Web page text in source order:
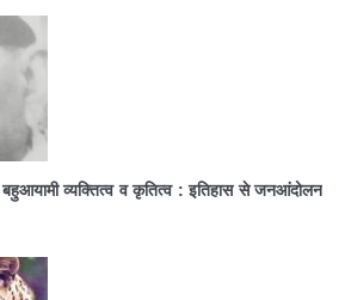
बहुआयामी व्यक्तित्व व कृतित्व : इतिहास से जनआंदोलन